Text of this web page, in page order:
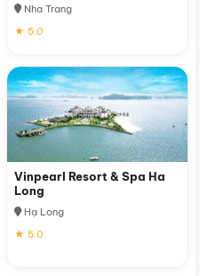
Nha Trang
★ 5.0
Vinpearl Resort & Spa Ha
Long
Hạ Long
★ 5.0